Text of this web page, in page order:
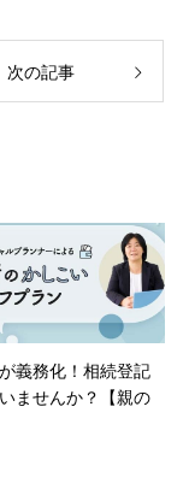
次の記事
義務化！相続登記
ませんか？【親の